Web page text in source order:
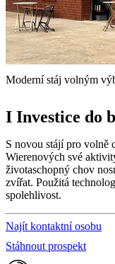
Moderní stáj volným
I Investice do
S novou stájí pro volně
Wierenových své
životaschopný chov
zvířat. Použitá
spolehlivost.
Najít kontaktní osobu
Stáhnout prospekt